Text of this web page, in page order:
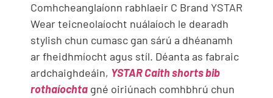
Comhcheanglaíonn rabhlaeir C Brand YSTAR
Wear teicneolaíocht nuálaíoch le dearadh
stylish chun cumasc gan sárú a dhéanamh
ar fheidhmíocht agus stíl. Déanta as fabraic
ardchaighdeáin, YSTAR Caith shorts bib
rothaíochta gné oiriúnach comhbhrú chun